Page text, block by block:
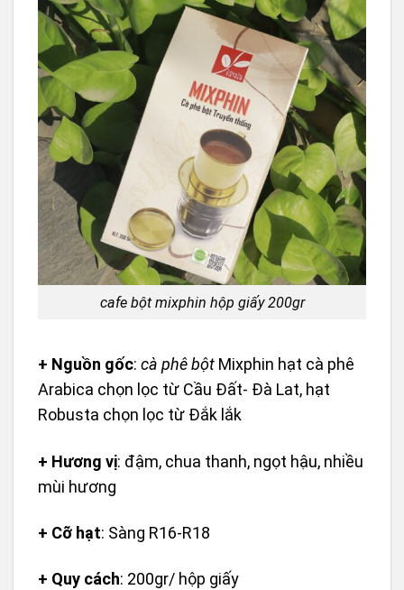
cafe bột mixphin hộp giấy 200gr
+ Nguồn gốc: cà phê bột Mixphin hạt cà phê
Arabica chọn lọc từ Cầu Đất- Đà Lat, hạt
Robusta chọn lọc từ Đắk lắk
+ Hương vị: đậm, chua thanh, ngọt hậu, nhiều
mùi hương
+ Cỡ hạt: Sàng R16-R18
+ Quy cách: 200gr/ hộp giấy